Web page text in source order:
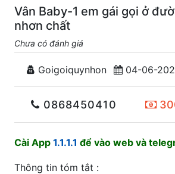
Vân Baby-1 em gái gọi ở
nhơn chất
Chưa có đánh giá
Goigoiquynhon 04-06-
0868450410
Cài App 1.1.1.1 để vào web và
Thông tin tóm tắt :